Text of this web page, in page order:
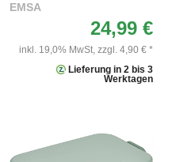
EMSA
24,99 €
inkl. 19,0% MwSt, zzgl. 4,90 € *
Lieferung in 2 bis 3
Werktagen